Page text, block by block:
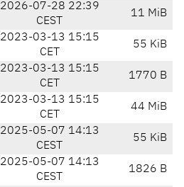
2026-07-28 22:39
CEST
11 MiB
2023-03-13 15:15
CET
55 KiB
2023-03-13 15:15
CET
1770 B
2023-03-13 15:15
CET
44 MiB
2025-05-07 14:13
CEST
55 KiB
2025-05-07 14:13
CEST
1826 B